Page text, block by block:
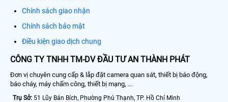
Chính sách giao nhận
Chính sách bảo mật
Điều kiện giao dịch chung
CÔNG TY TNHH TM-DV ĐẦU TƯ AN THÀNH PHÁT
Đơn vị chuyên cung cấp & lắp đặt camera quan sát, thiết bị báo động,
báo cháy, máy chấm công, thiết bị mạng, ...
Trụ Sở: 51 Lũy Bán Bích, Phường Phú Thạnh, TP. Hồ Chí Minh